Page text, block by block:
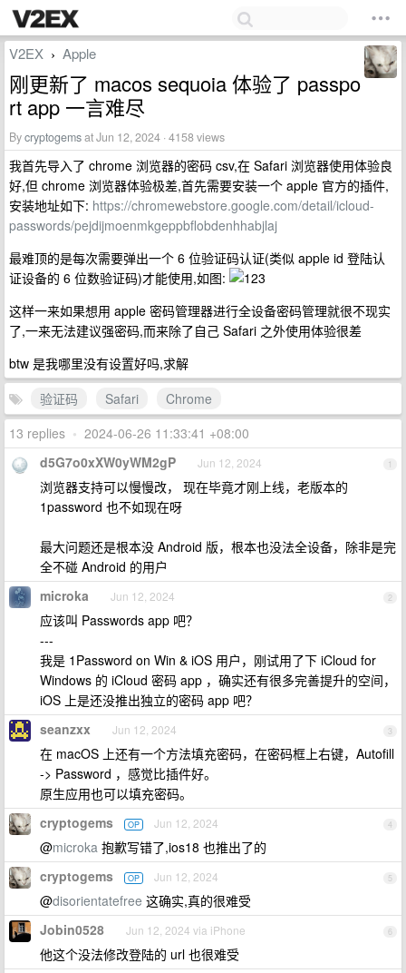
V2EX › Apple
刚更新了 macos sequoia 体验了 passpo
rt app 一言难尽
Bycryptogemsat Jun 12, 2024 · 4158 views
我首先导入了 chrome 浏览器的密码 csv,在 Safari 浏览器使用体验良
好,但 chrome 浏览器体验极差,首先需要安装一个 apple 官方的插件,
安装地址如下: https://chromewebstore.google.com/detail/icloud-
passwords/pejdijmoenmkgeppbflobdenhhabjlaj
最难顶的是每次需要弹出一个 6 位验证码认证(类似 apple id 登陆认
证设备的 6 位数验证码)才能使用,如图:
这样一来如果想用 apple 密码管理器进行全设备密码管理就很不现实
了,一来无法建议强密码,而来除了自己 Safari 之外使用体验很差
btw 是我哪里没有设置好吗,求解
验证码
Safari
Chrome
13 replies • 2024-06-26 11:33:41 +08:00
1
d5G7o0xXW0yWM2gP Jun 12, 2024
浏览器支持可以慢慢改， 现在毕竟才刚上线，老版本的
1password 也不如现在呀
最大问题还是根本没 Android 版，根本也没法全设备，除非是完
全不碰 Android 的用户
2
microka Jun 12, 2024
应该叫 Passwords app 吧？
---
我是 1Password on Win & iOS 用户，刚试用了下 iCloud for
Windows 的 iCloud 密码 app ，确实还有很多完善提升的空间，
iOS 上是还没推出独立的密码 app 吧？
3
seanzxx Jun 12, 2024
在 macOS 上还有一个方法填充密码，在密码框上右键，Autofill
-> Password ，感觉比插件好。
原生应用也可以填充密码。
4
cryptogems OP Jun 12, 2024
@microka 抱歉写错了,ios18 也推出了的
5
cryptogems OP Jun 12, 2024
@disorientatefree 这确实,真的很难受
6
Jobin0528 Jun 12, 2024 via iPhone
他这个没法修改登陆的 url 也很难受